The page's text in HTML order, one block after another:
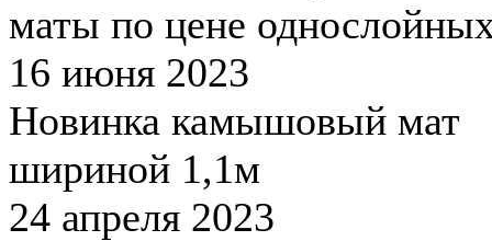
маты по цене
16 июня 2023
Новинка камышовый мат
шириной 1,1м
24 апреля 2023